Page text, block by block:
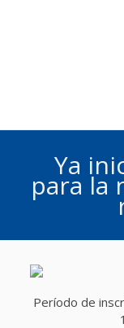
Ya
para la
Período de